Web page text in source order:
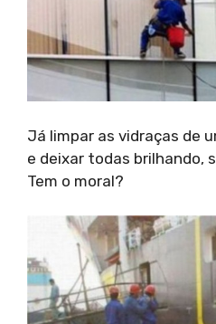
Já limpar as vidraças de
e deixar todas brilhando,
Tem o moral?